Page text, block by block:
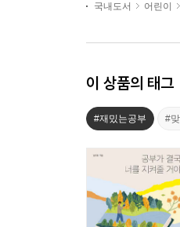
국내도서
어린이
이 상품의 태그
#재밌는공부 #